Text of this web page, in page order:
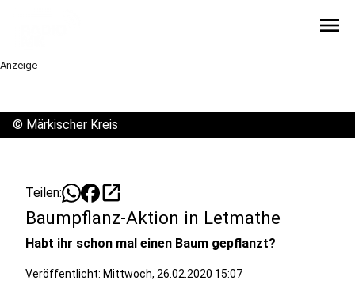
menu
Anzeige
© Märkischer Kreis
Teilen: open_in_new
Baumpflanz-Aktion in Letmathe
Habt ihr schon mal einen Baum gepflanzt?
Veröffentlicht: Mittwoch, 26.02.2020 15:07